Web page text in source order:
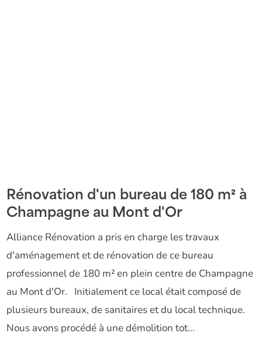
Rénovation d'un bureau de 180 m² à
Champagne au Mont d'Or
Alliance Rénovation a pris en charge les travaux
d'aménagement et de rénovation de ce bureau
professionnel de 180 m² en plein centre de Champagne
au Mont d'Or. Initialement ce local était composé de
plusieurs bureaux, de sanitaires et du local technique.
Nous avons procédé à une démolition tot...